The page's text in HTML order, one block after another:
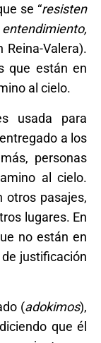
se “resisten
Reina-Valera).
que están en
al cielo.
usada para
a los
personas
al cielo.
pasajes,
lugares. En
no están en
justificación
(adokimos),
que él